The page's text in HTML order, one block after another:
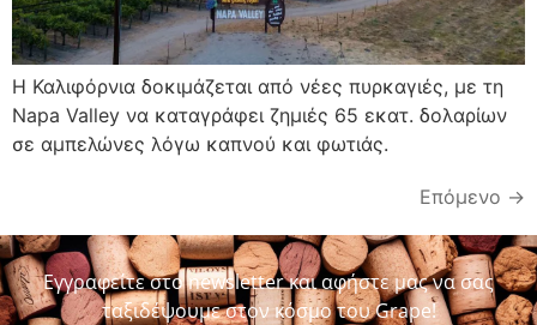
Η Καλιφόρνια δοκιμάζεται από νέες πυρκαγιές, με τη
Napa Valley να καταγράφει ζημιές 65 εκατ. δολαρίων
σε αμπελώνες λόγω καπνού και φωτιάς.
Επόμενο →
Εγγραφείτε στο newsletter και αφήστε μας να σας
ταξιδέψουμε στον κόσμο του Grape!